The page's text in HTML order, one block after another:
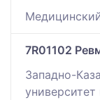
7R01102
Западно-